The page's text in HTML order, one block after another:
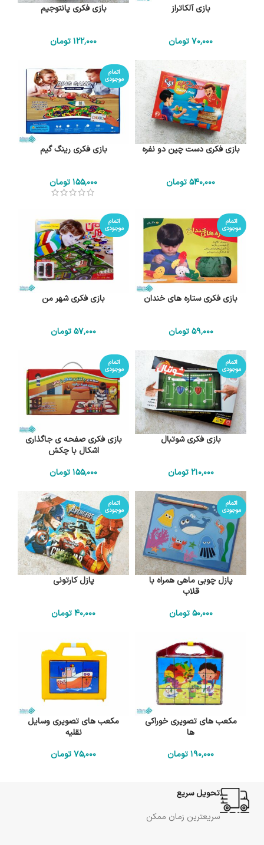
بازی آلکاتراز
70٬000تومان
بازی فکری پانتوجیم
122٬000تومان
بازی فکری دست چین دو نفره
540٬000تومان
اتمام
موجودی
بازی فکری رینگ گیم
155٬000تومان
اتمام
موجودی
بازی فکری ستاره های خندان
59٬000 تومان
اتمام
موجودی
بازی فکری شهر من
57٬000تومان
اتمام
موجودی
بازی فکری شوتبال
210٬000 تومان
اتمام
موجودی
بازی فکری صفحه ی جاگذاری
اشکال با چکش
155٬000تومان
اتمام
موجودی
پازل چوبی ماهی همراه با
قلاب
50٬000 تومان
اتمام
موجودی
پازل کارتونی
40٬000تومان
مکعب های تصویری خوراکی
ها
190٬000تومان
مکعب های تصویری وسایل
نقلیه
75٬000تومان
تحویل سریع
سریعترین زمان ممکن